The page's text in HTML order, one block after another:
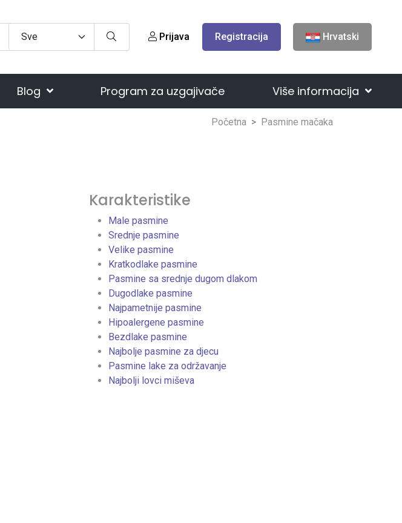
Prijava Registracija Hrvatski
Blog Program za uzgajivače Više informacija
Početna Pasmine mačaka
Karakteristike
Male pasmine
Srednje pasmine
Velike pasmine
Kratkodlake pasmine
Pasmine sa srednje dugom dlakom
Dugodlake pasmine
Najpametnije pasmine
Hipoalergene pasmine
Bezdlake pasmine
Najbolje pasmine za djecu
Pasmine lake za održavanje
Najbolji lovci miševa